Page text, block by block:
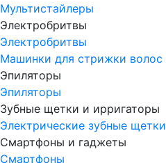
Мультистайлеры
Электробритвы
Электробритвы
Машинки для стрижки волос
Эпиляторы
Эпиляторы
Зубные щетки и ирригаторы
Электрические зубные щетки
Смартфоны и гаджеты
Смартфоны